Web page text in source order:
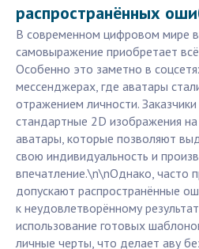
распространённых
В современном цифровом мире
самовыражение приобретает
Особенно это заметно в
мессенджерах, где аватары
отражением личности.
стандартные 2D изображения
аватары, которые позволяют
свою индивидуальность и
впечатление.\n\nОднако, часто
допускают распространённые
к неудовлетворённому
использование готовых
личные черты, что делает аву